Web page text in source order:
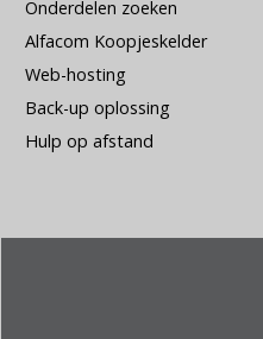
Onderdelen zoeken
Alfacom Koopjeskelder
Web-hosting
Back-up oplossing
Hulp op afstand